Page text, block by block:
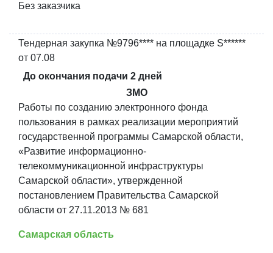
Без заказчика
Тендерная закупка №9796**** на площадке S******
от 07.08
До окончания подачи 2 дней
ЗМО
Работы по созданию электронного фонда
пользования в рамках реализации мероприятий
государственной программы Самарской области,
«Развитие информационно-
телекоммуникационной инфраструктуры
Самарской области», утвержденной
постановлением Правительства Самарской
области от 27.11.2013 № 681
Самарская область